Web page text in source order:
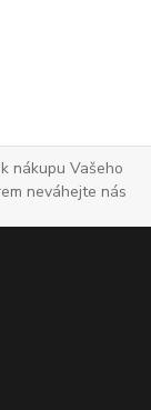
nákupu Vašeho
neváhejte nás